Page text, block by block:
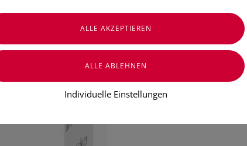
Preis inkl. MwSt.
Individuelle Einstellungen